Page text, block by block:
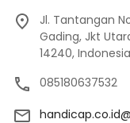
Jl. Tantangan
Gading, Jkt
14240, Indonesia
085180637532